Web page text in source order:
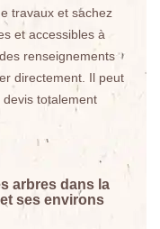
travaux et sachez
et accessibles à
renseignements
directement. Il peut
totalement
arbres dans la
ses environs